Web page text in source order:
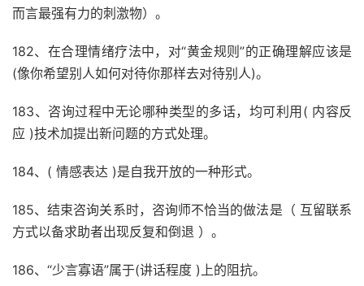
而言最强有力的刺激物）。
182、在合理情绪疗法中，对“黄金规则”的正确理解应该是
(像你希望别人如何对待你那样去对待别人)。
183、咨询过程中无论哪种类型的多话，均可利用( 内容反
应 )技术加提出新问题的方式处理。
184、( 情感表达 )是自我开放的一种形式。
185、结束咨询关系时，咨询师不恰当的做法是（ 互留联系
方式以备求助者出现反复和倒退 ）。
186、“少言寡语”属于(讲话程度 )上的阻抗。